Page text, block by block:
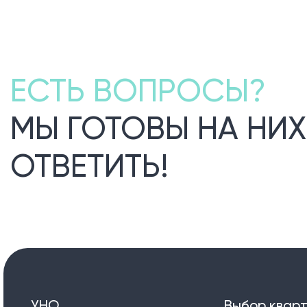
ЕСТЬ ВОПРОСЫ?
МЫ ГОТОВЫ НА НИХ
ОТВЕТИТЬ!